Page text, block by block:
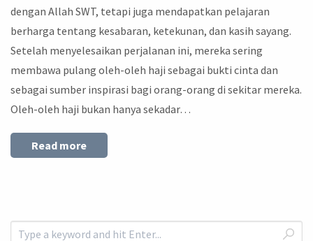
dengan Allah SWT, tetapi juga mendapatkan pelajaran
berharga tentang kesabaran, ketekunan, dan kasih sayang.
Setelah menyelesaikan perjalanan ini, mereka sering
membawa pulang oleh-oleh haji sebagai bukti cinta dan
sebagai sumber inspirasi bagi orang-orang di sekitar mereka.
Oleh-oleh haji bukan hanya sekadar…
Read more